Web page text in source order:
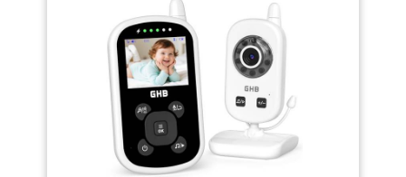
mode ECO prolonge l’autonomie
en activant l’écran uniquement
lors des sons du bébé. Note:
Aucune prise en charge de la
détection de mouvement
Berceuse et Fonctionnalités
Polyvalentes - Le babyphone
camera intègre une berceuse
apaisante. il crée une ambiance
sereine, idéale pour
accompagner votre enfant dans
un sommeil profond Prise en
mode ECO, le babyphone passe
automatiquement en mode veille
pour économiser de l'énergie.
L'écran s'active
automatiquement lorsqu'il y a
du son. La batterie peut être
utilisée pendant 12 heures.
Remarque : la caméra doit
toujours être connectée au
secteur pour fonctionner Son
fort et clair Le babyphone vidéo
dispose de 8 berceuses